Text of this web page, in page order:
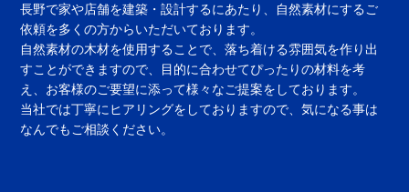
長野で家や店舗を建築・設計するにあたり、自然素材にするご
依頼を多くの方からいただいております。
自然素材の木材を使用することで、落ち着ける雰囲気を作り出
すことができますので、目的に合わせてぴったりの材料を考
え、お客様のご要望に添って様々なご提案をしております。
当社では丁寧にヒアリングをしておりますので、気になる事は
なんでもご相談ください。